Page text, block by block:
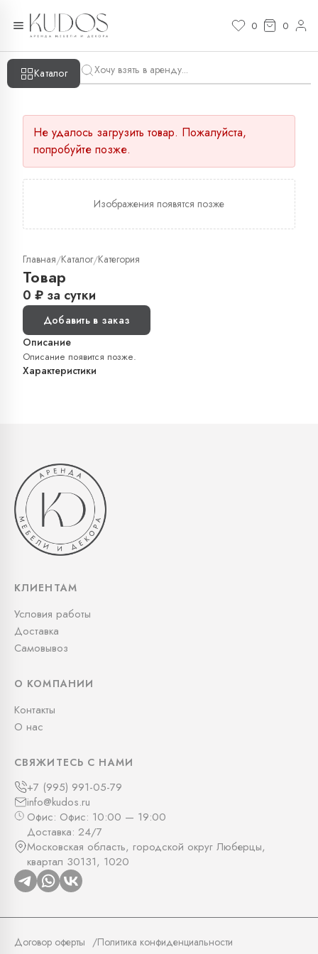
0 0
Каталог
Не удалось загрузить товар. Пожалуйста,
попробуйте позже.
Изображения появятся позже
Главная/Каталог/Категория
Товар
0 ₽ за сутки
Добавить в заказ
Описание
Описание появится позже.
Характеристики
КЛИЕНТАМ
Условия работы
Доставка
Самовывоз
О КОМПАНИИ
Контакты
О нас
СВЯЖИТЕСЬ С НАМИ
+7 (995) 991-05-79
info@kudos.ru
Офис: Офис: 10:00 — 19:00
Доставка: 24/7
Московская область, городской округ Люберцы,
квартал 30131, 1020
Договор оферты Политика конфиденциальности